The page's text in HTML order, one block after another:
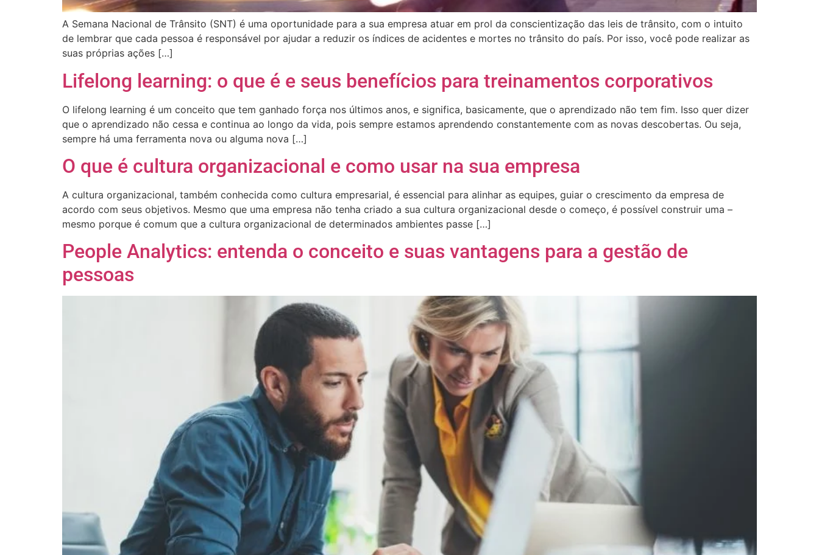
A Semana Nacional de Trânsito (SNT) é uma oportunidade para a sua empresa atuar em prol da conscientização das leis de trânsito, com o intuito
de lembrar que cada pessoa é responsável por ajudar a reduzir os índices de acidentes e mortes no trânsito do país. Por isso, você pode realizar as
suas próprias ações […]
Lifelong learning: o que é e seus benefícios para treinamentos corporativos
O lifelong learning é um conceito que tem ganhado força nos últimos anos, e significa, basicamente, que o aprendizado não tem fim. Isso quer dizer
que o aprendizado não cessa e continua ao longo da vida, pois sempre estamos aprendendo constantemente com as novas descobertas. Ou seja,
sempre há uma ferramenta nova ou alguma nova […]
O que é cultura organizacional e como usar na sua empresa
A cultura organizacional, também conhecida como cultura empresarial, é essencial para alinhar as equipes, guiar o crescimento da empresa de
acordo com seus objetivos. Mesmo que uma empresa não tenha criado a sua cultura organizacional desde o começo, é possível construir uma –
mesmo porque é comum que a cultura organizacional de determinados ambientes passe […]
People Analytics: entenda o conceito e suas vantagens para a gestão de
pessoas